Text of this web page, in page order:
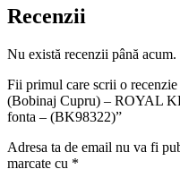
Recenzii
Nu există recenzii până acum.
Fii primul care scrii o
(Bobinaj Cupru) – ROYAL
fonta – (BK98322)”
Adresa ta de email nu va fi
marcate cu *